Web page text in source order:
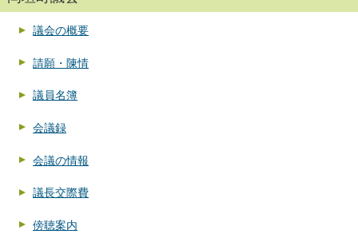
議会の概要
請願・陳情
議員名簿
会議録
会議の情報
議長交際費
傍聴案内